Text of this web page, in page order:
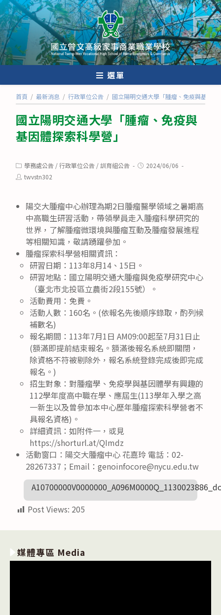
跳
轉
至
主
要
內
選單
首頁 / 最新消息 / 行政單位公告 / 國立陽明交通大學「腫瘤、免疫與基因體
國立陽明交通大學「腫瘤、免疫與
基因體探索科學營」
Post
category:
學務處公告 /行政單位公告 /訓育組公告
Post2024/06/06
Posttwvstn302
陽交大腫瘤中心辦理為期2日腫瘤醫學領域之暑期高
中高職生研習活動，帶領學員走入腫瘤科學研究的
世界，了解腫瘤微環境與腫瘤互動及腫瘤發展進程
等相關知識，敬請踴躍參加。
腫瘤探索科學營相關資訊：
研習日期：113年8月14、15日。
研習地點：國立陽明交通大腫瘤與免疫學研究中心
（臺北市北投區立農街2段155號）。
活動費用：免費。
活動人數：160名。(依報名先後順序錄取，酌列候
補數名)
報名期間：113年7月1日 AM09:00起至7月31日止
(額滿即提前結束報名。額滿後報名系統即關閉，
除資格不符被剔除外，報名系統登錄完成後即完成
報名。)
招生對象：對腫瘤學、免疫學與基因體學有興趣的
112學年度高中職在學、應屆生(113學年入學之高
一新生以及曾參加本中心歷年腫瘤探索科學營者不
具報名資格)。
詳細資訊：如附件一，或見
https://shorturl.at/QImdz
活動窗口：陽交大腫瘤中心 花嘉玲 電話：02-
28267337；Email：genoinfocore@nycu.edu.tw
Post Views: 205
媒體專區 Media